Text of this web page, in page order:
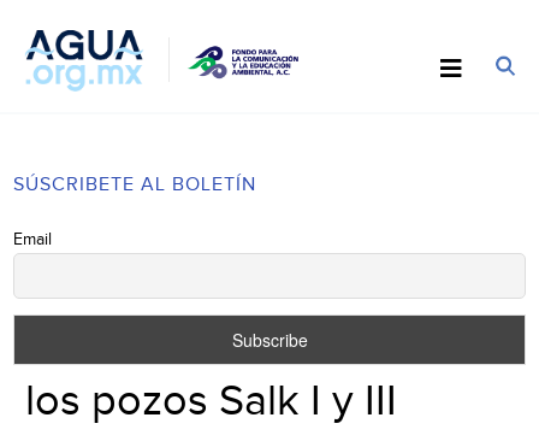
SÚSCRIBETE AL BOLETÍN
Email
los pozos Salk I y III